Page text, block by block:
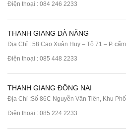
Điện thoại : 084 246 2233
THANH GIANG ĐÀ NẴNG
Địa Chỉ : 58 Cao Xuân Huy – Tổ 71 – P.
Điện thoại : 085 448 2233
THANH GIANG ĐỒNG NAI
Địa Chỉ :Số 86C Nguyễn Văn Tiên, Khu
Điện thoại : 085 224 2233